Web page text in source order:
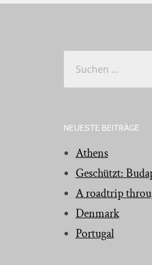
nach:
NEUESTE BEITRÄGE
Athens
Geschützt:
A roadtrip
Denmark
Portugal